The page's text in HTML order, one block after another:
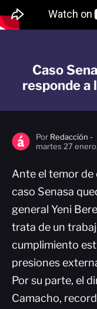
Caso
responde a
Por Redacción -
martes 27
Ante el temor de
caso Senasa
general Yeni
trata de un
cumplimiento
presiones
Por su parte, el
Camacho,